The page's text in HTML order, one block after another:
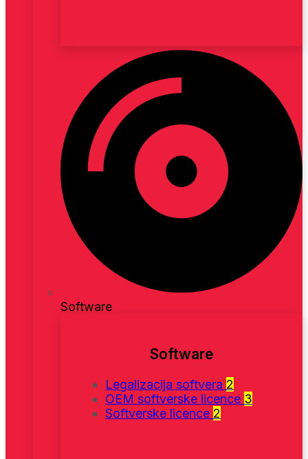
Software
Software
Legalizacija softvera 2
OEM softverske licence 3
Softverske licence 2